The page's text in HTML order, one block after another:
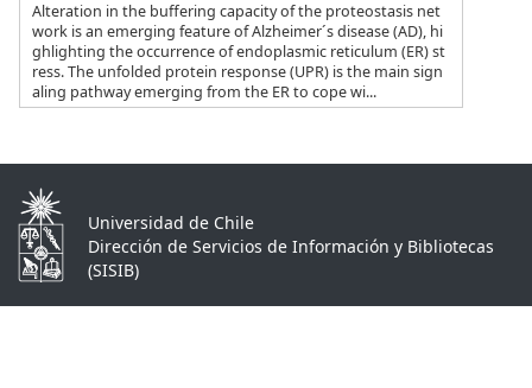
Alteration in the buffering capacity of the proteostasis net
work is an emerging feature of Alzheimer´s disease (AD), hi
ghlighting the occurrence of endoplasmic reticulum (ER) st
ress. The unfolded protein response (UPR) is the main sign
aling pathway emerging from the ER to cope wi...
Universidad de Chile
Dirección de Servicios de Información y Bibliotecas
(SISIB)